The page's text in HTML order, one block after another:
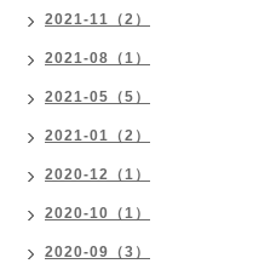
2021-11（2）
2021-08（1）
2021-05（5）
2021-01（2）
2020-12（1）
2020-10（1）
2020-09（3）